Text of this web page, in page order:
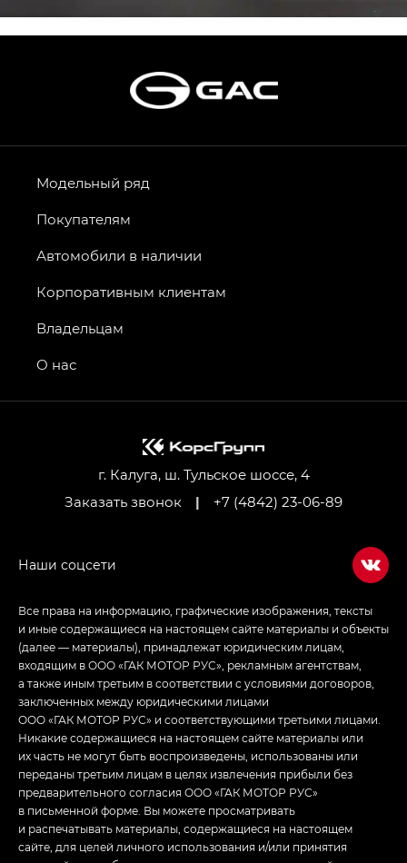
г. Калуга, ш. Тульское шоссе, 4
Заказать звонок
| +7 (4842) 23-06-89
Модельный ряд
Покупателям
Автомобили в наличии
Корпоративным клиентам
Владельцам
О нас
Все права на информацию, графические изображения, тексты
и иные содержащиеся на настоящем сайте материалы и объекты
(далее — материалы), принадлежат юридическим лицам,
входящим в ООО «ГАК МОТОР РУС», рекламным агентствам,
а также иным третьим в соответствии с условиями договоров,
заключенных между юридическими лицами
ООО «ГАК МОТОР РУС» и соответствующими третьими лицами.
Никакие содержащиеся на настоящем сайте материалы или
их часть не могут быть воспроизведены, использованы или
переданы третьим лицам в целях извлечения прибыли без
предварительного согласия ООО «ГАК МОТОР РУС»
в письменной форме. Вы можете просматривать
и распечатывать материалы, содержащиеся на настоящем
сайте, для целей личного использования и/или принятия